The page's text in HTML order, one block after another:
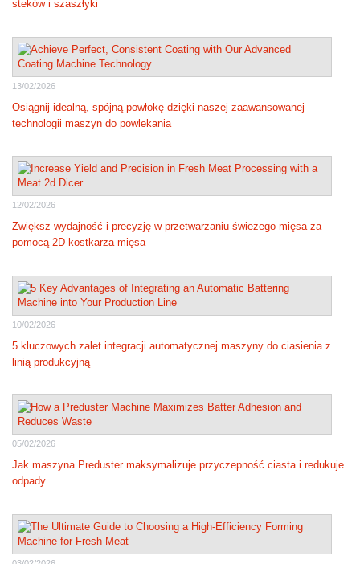
steków i szaszłyki
13/02/2026
Osiągnij idealną, spójną powłokę dzięki naszej zaawansowanej
technologii maszyn do powlekania
12/02/2026
Zwiększ wydajność i precyzję w przetwarzaniu świeżego mięsa za
pomocą 2D kostkarza mięsa
10/02/2026
5 kluczowych zalet integracji automatycznej maszyny do ciasienia z
linią produkcyjną
05/02/2026
Jak maszyna Preduster maksymalizuje przyczepność ciasta i redukuje
odpady